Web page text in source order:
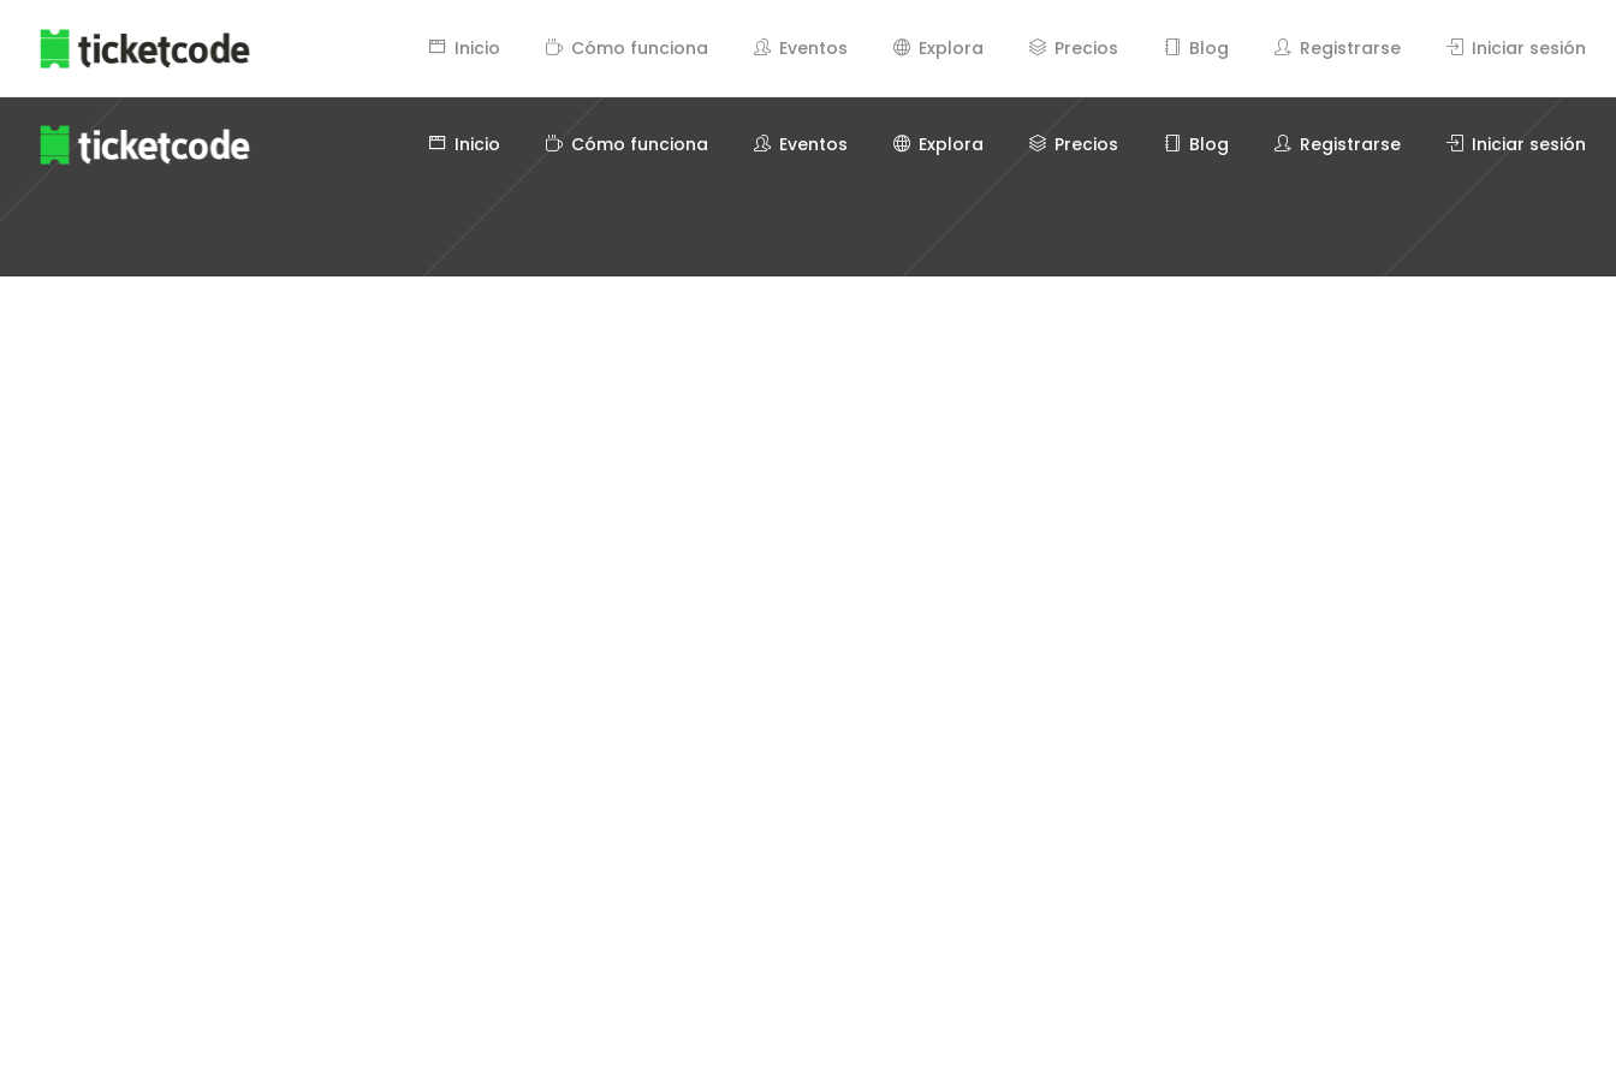
Inicio Cómo funciona Eventos Explora Precios Blog Registrarse Iniciar sesión